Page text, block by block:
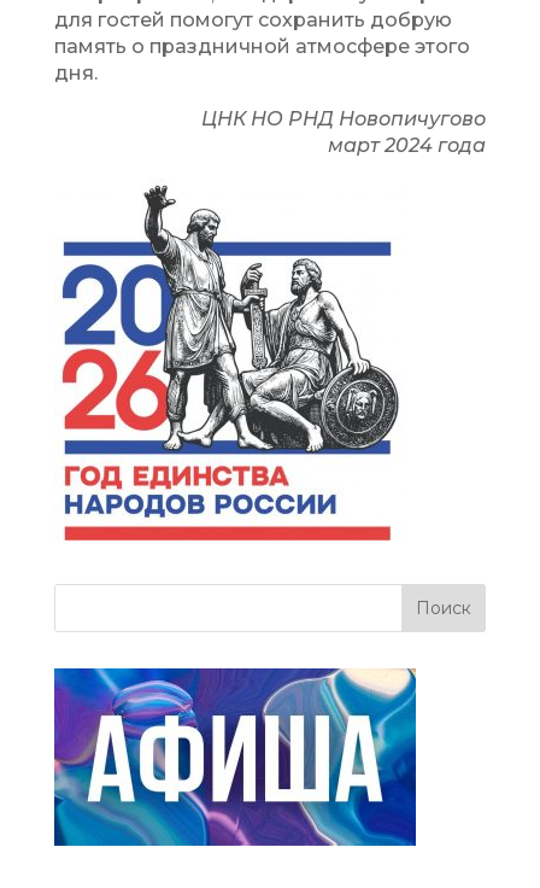
для гостей помогут сохранить добрую
память о праздничной атмосфере этого
дня.
ЦНК НО РНД Новопичугово
март 2024 года